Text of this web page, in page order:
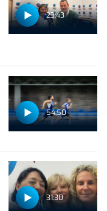
23:43
54:50
31:30